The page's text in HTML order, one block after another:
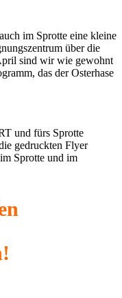
im Sprotte eine kleine
über die
sind wir wie gewohnt
das der Osterhase
und fürs Sprotte
gedruckten Flyer
Sprotte und im